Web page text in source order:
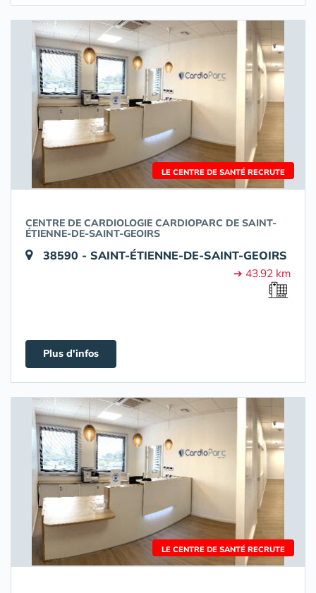
LE CENTRE DE SANTÉ RECRUTE
CENTRE DE CARDIOLOGIE CARDIOPARC DE SAINT-
ÉTIENNE-DE-SAINT-GEOIRS
38590 - SAINT-ÉTIENNE-DE-SAINT-GEOIRS
➔ 43.92 km
Plus d'infos
LE CENTRE DE SANTÉ RECRUTE